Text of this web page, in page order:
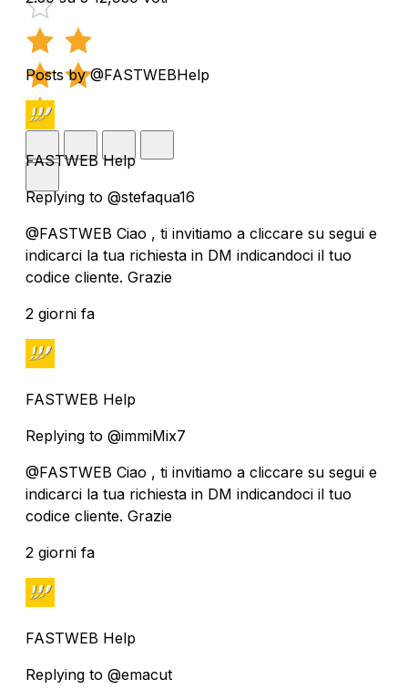
Posts by @FASTWEBHelp
FASTWEB Help
Replying to @stefaqua16
@FASTWEB Ciao , ti invitiamo a cliccare su segui e
indicarci la tua richiesta in DM indicandoci il tuo
codice cliente. Grazie
2 giorni fa
FASTWEB Help
Replying to @immiMix7
@FASTWEB Ciao , ti invitiamo a cliccare su segui e
indicarci la tua richiesta in DM indicandoci il tuo
codice cliente. Grazie
2 giorni fa
FASTWEB Help
Replying to @emacut